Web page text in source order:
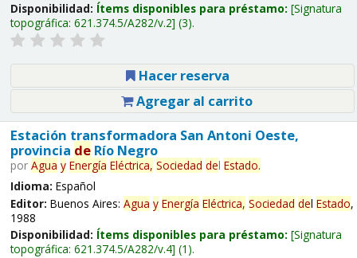
Disponibilidad: Ítems disponibles para préstamo: Signatura
topográfica: 621.374.5/A282/v.2 (3).
Hacer reserva
Agregar al carrito
Estación transformadora San Antoni Oeste,
provincia deRío Negro
por Agua y Energía Eléctrica, Sociedad del Estado.
Idioma: Español
Editor: Buenos Aires: Agua y Energía Eléctrica, Sociedad del Estado,
1988
Disponibilidad: Ítems disponibles para préstamo: Signatura
topográfica: 621.374.5/A282/v.4 (1).